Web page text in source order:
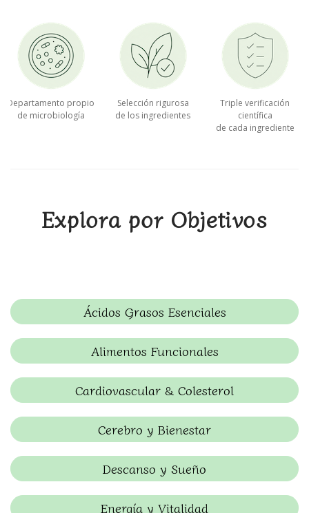
Departamento propio
de microbiología
Selección rigurosa
de los ingredientes
Triple verificación
científica
de cada ingrediente
Explora por Objetivos
Ácidos Grasos Esenciales
Alimentos Funcionales
Cardiovascular & Colesterol
Cerebro y Bienestar
Descanso y Sueño
Energía y Vitalidad